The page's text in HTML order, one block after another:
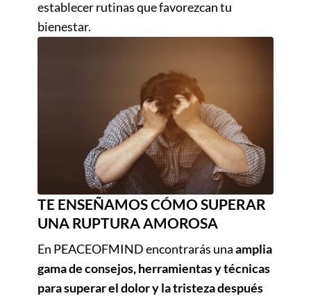
establecer rutinas que favorezcan tu
bienestar.
TE ENSEÑAMOS CÓMO SUPERAR
UNA RUPTURA AMOROSA
En PEACEOFMIND encontrarás unaamplia
gama de consejos, herramientas y técnicas
para superar el dolor y la tristeza después